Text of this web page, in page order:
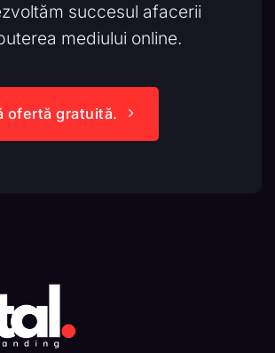
succesul afacerii
mediului online.
ofertă gratuită.